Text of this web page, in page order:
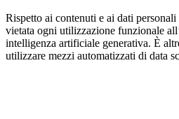
Rispetto ai contenuti e ai dati
vietata ogni utilizzazione funzionale
intelligenza artificiale generativa. È
utilizzare mezzi automatizzati di data